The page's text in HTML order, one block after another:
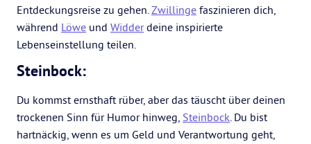
Entdeckungsreise zu gehen.Zwillinge faszinieren dich,
während Löwe und Widderdeine inspirierte
Lebenseinstellung teilen.
Steinbock:
Du kommst ernsthaft rüber, aber das täuscht über deinen
trockenen Sinn für Humor hinweg, Steinbock. Du bist
hartnäckig, wenn es um Geld und Verantwortung geht,